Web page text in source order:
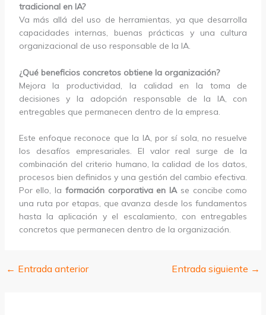
tradicional en IA?
Va más allá del uso de herramientas, ya que desarrolla
capacidades internas, buenas prácticas y una cultura
organizacional de uso responsable de la IA.
¿Qué beneficios concretos obtiene la organización?
Mejora la productividad, la calidad en la toma de
decisiones y la adopción responsable de la IA, con
entregables que permanecen dentro de la empresa.
Este enfoque reconoce que la IA, por sí sola, no resuelve
los desafíos empresariales. El valor real surge de la
combinación del criterio humano, la calidad de los datos,
procesos bien definidos y una gestión del cambio efectiva.
Por ello, la formación corporativa en IAse concibe como
una ruta por etapas, que avanza desde los fundamentos
hasta la aplicación y el escalamiento, con entregables
concretos que permanecen dentro de la organización.
← Entrada anterior Entrada siguiente →